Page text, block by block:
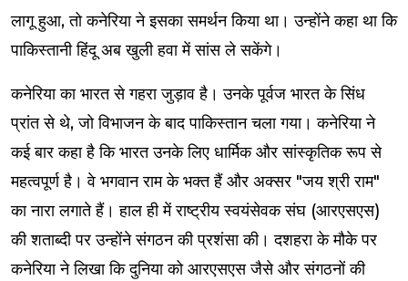
लागू हुआ, तो कनेरिया ने इसका समर्थन किया था। उन्होंने कहा था कि
पाकिस्तानी हिंदू अब खुली हवा में सांस ले सकेंगे।
कनेरिया का भारत से गहरा जुड़ाव है। उनके पूर्वज भारत के सिंध
प्रांत से थे, जो विभाजन के बाद पाकिस्तान चला गया। कनेरिया ने
कई बार कहा है कि भारत उनके लिए धार्मिक और सांस्कृतिक रूप से
महत्वपूर्ण है। वे भगवान राम के भक्त हैं और अक्सर "जय श्री राम"
का नारा लगाते हैं। हाल ही में राष्ट्रीय स्वयंसेवक संघ (आरएसएस)
की शताब्दी पर उन्होंने संगठन की प्रशंसा की। दशहरा के मौके पर
कनेरिया ने लिखा कि दुनिया को आरएसएस जैसे और संगठनों की